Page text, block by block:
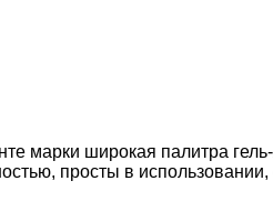
марки широкая палитра
просты в использовании,